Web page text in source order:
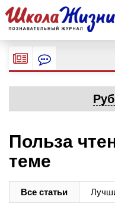
Польза
теме
Все статьи